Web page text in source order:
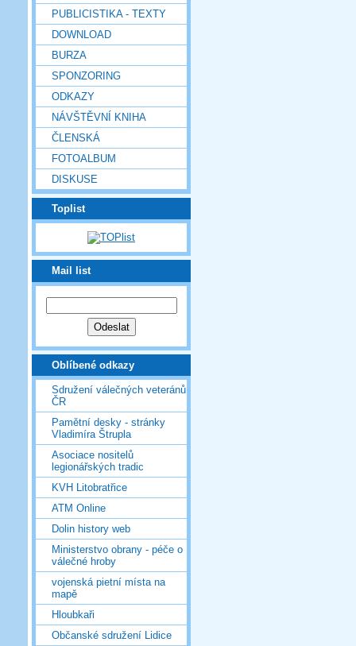
PUBLICISTIKA - TEXTY
DOWNLOAD
BURZA
SPONZORING
ODKAZY
NÁVŠTĚVNÍ KNIHA
ČLENSKÁ
FOTOALBUM
DISKUSE
Toplist
Mail list
Oblíbené odkazy
Sdružení válečných veteránů
ČR
Pamětní desky - stránky
Vladimíra Štrupla
Asociace nositelů
legionářských tradic
KVH Litobratřice
ATM Online
Dolin history web
Ministerstvo obrany - péče o
válečné hroby
vojenská pietní místa na
mapě
Hloubkaři
Občanské sdružení Lidice